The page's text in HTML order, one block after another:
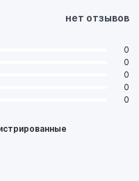
нет отзывов
0
0
0
0
0